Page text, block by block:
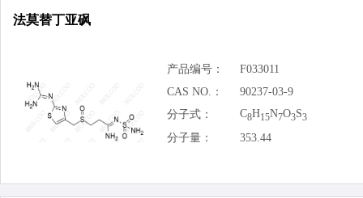
法莫替丁亚砜
产品编号：
F033011
CAS NO.：
90237-03-9
分子式：
C8H15N7O3S3
分子量： 353.44